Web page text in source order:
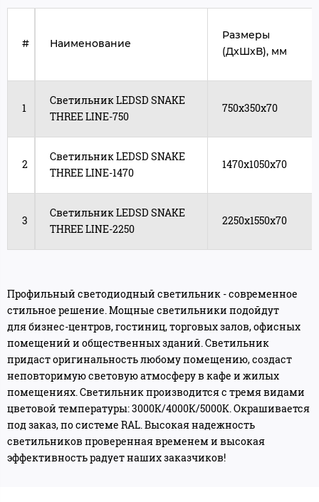
# Наименование
Размеры
(ДxШxВ), мм
1
Светильник LEDSD SNAKE
THREE LINE-750
750x350х70
2
Светильник LEDSD SNAKE
THREE LINE-1470
1470x1050х70
3
Светильник LEDSD SNAKE
THREE LINE-2250
2250x1550х70
Профильный светодиодный светильник - современное
стильное решение. Мощные светильники подойдут
для бизнес-центров, гостиниц, торговых залов, офисных
помещений и общественных зданий. Светильник
придаст оригинальность любому помещению, создаст
неповторимую световую атмосферу в кафе и жилых
помещениях. Светильник производится с тремя видами
цветовой температуры: 3000К/4000К/5000К. Окрашивается
под заказ, по системе RAL. Высокая надежность
светильников проверенная временем и высокая
эффективность радует наших заказчиков!